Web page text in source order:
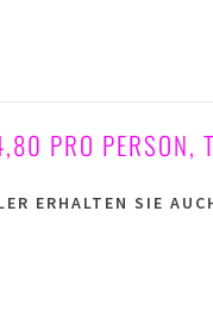
PRO PERSON,
ERHALTEN SIE